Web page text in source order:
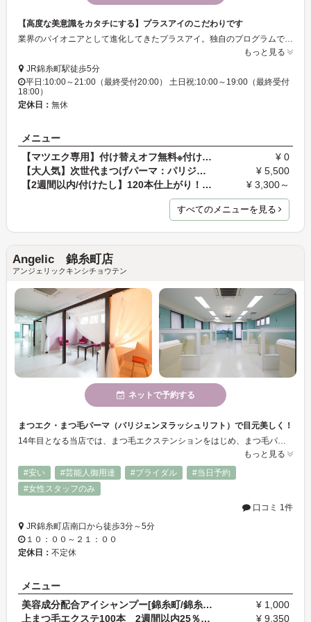
【高度な美意識をカタチにする】プラスアイのこだわりです
業界のパイオニアとして進化してきたプラスアイ。独自のプログラムで研究をしたまつげエクステスタイリストは、付ける速さだけでなく、 美しさやもちの良さも兼ね揃えています。管理美容師による衛生的な環境作り、また、人間工学に基づいたベッドを採用しお客さまが気持ちよくお過ごしできるようスタッフが笑顔でお迎えいたします。
もっと見る
JR錦糸町駅徒歩5分
平日:10:00～21:00（最終受付20:00） 土日祝:10:00～19:00（最終受付
18:00）
定休日： 無休
メニュー
【マツエク専用】付け替えオフ無料※付け足し限定メニ…
¥ 0
【大人気】次世代まつげパーマ：パリジェンヌラッシ…
¥ 5,500
【2週間以内/付けたし】120本仕上がり！ナチュラルセ…
¥ 3,300～
すべてのメニューを見る
Angelic 錦糸町店
アンジェリックキンシチョウテン
ネットで予約する
まつエク・まつ毛パーマ（パリジェンヌラッシュリフト）で目元美しく！
14年目となる当店では、まつ毛エクステンションをはじめ、まつ毛パーマ（パリジェンヌラッシュリフト）、眉ワックスをメインとしてサービスを提供しています。こまやかなカウンセリングと高い技術力で、お客様の目元を美しく作り上げてまいります。お得な新規クーポン、リピーター様特典や紹介割引もあります♪どうぞご利用ください♪
もっと見る
#安い
#芸能人御用達 #ブライダル
#当日予約
#女性スタッフのみ
口コミ 1件
JR錦糸町店南口から徒歩3分～5分
１０：００～２１：００
定休日： 不定休
メニュー
美容成分配合アイシャンプー[錦糸町/錦糸町駅/錦糸町…
¥ 1,000
上まつ毛エクステ100本 2週間以内25％引￥11000→￥8…
¥ 9,350